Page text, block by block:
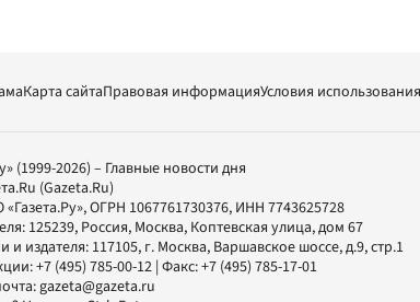
Карта сайтаПравовая информацияУсловия использования
(1999-2026) – Главные новости дня
(Gazeta.Ru)
«Газета.Ру», ОГРН 1067761730376, ИНН 7743625728
125239, Россия, Москва, Коптевская улица, дом 67
и издателя: 117105, г. Москва, Варшавское шоссе, д.9, стр.1
+7 (495) 785-00-12 | Факс:+7 (495) 785-17-01
gazeta@gazeta.ru